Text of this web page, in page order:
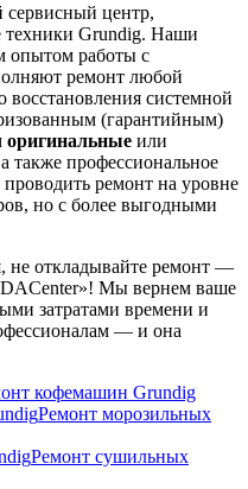
центр,
техники Grundig. Наши
опытом работы с
ремонт любой
системной
(гарантийным)
оригинальные или
также профессиональное
ремонт на уровне
но с более выгодными
не откладывайте ремонт —
Мы вернем ваше
затратами времени и
— и она
кофемашин Grundig
Ремонт морозильных
Ремонт сушильных